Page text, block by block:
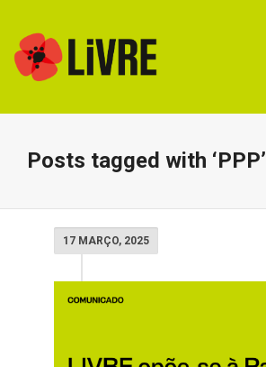
Posts tagged with ‘PPP’
17 MARÇO, 2025